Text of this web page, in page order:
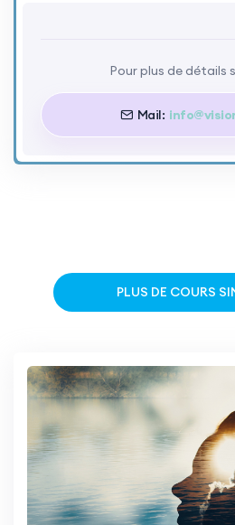
Pour plus de détails
Mail:
PLUS DE COURS